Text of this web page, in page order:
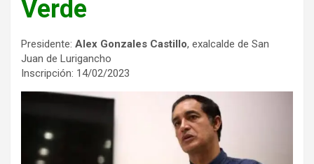
Verde
Presidente: Alex Gonzales Castillo, exalcalde de San
Juan de Lurigancho
Inscripción: 14/02/2023